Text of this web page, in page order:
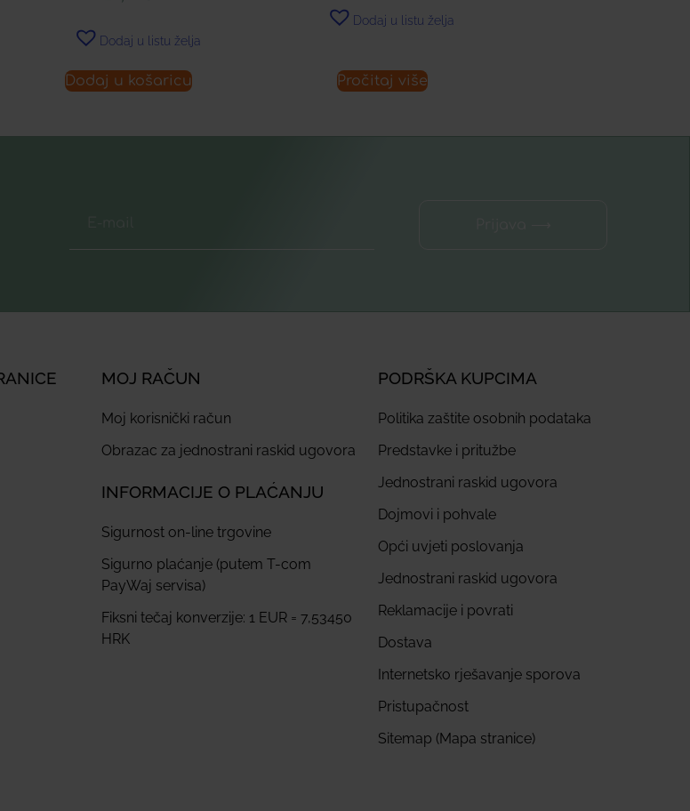
Dodaj u listu želja
Dodaj u košaricu
Dodaj u listu želja
Pročitaj više
MOJ RAČUN
Moj korisnički račun
Obrazac za jednostrani raskid ugovora
INFORMACIJE O PLAĆANJU
Sigurnost on-line trgovine
Sigurno plaćanje (putem T-com
PayWaj servisa)
Fiksni tečaj konverzije: 1 EUR = 7,53450
HRK
PODRŠKA KUPCIMA
Politika zaštite osobnih podataka
Predstavke i pritužbe
Jednostrani raskid ugovora
Dojmovi i pohvale
Opći uvjeti poslovanja
Jednostrani raskid ugovora
Reklamacije i povrati
Dostava
Internetsko rješavanje sporova
Pristupačnost
Sitemap (Mapa stranice)